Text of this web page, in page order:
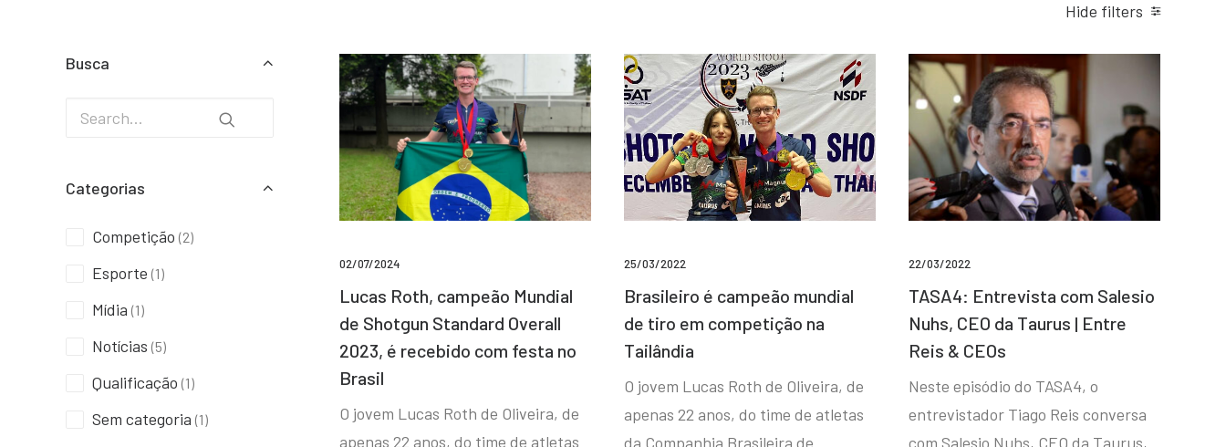
Hide filters
Busca
Categorias
Competição (2)
Esporte (1)
Mídia (1)
Notícias (5)
Qualificação (1)
Sem categoria (1)
02/07/2024
Lucas Roth, campeão Mundial
de Shotgun Standard Overall
2023, é recebido com festa no
Brasil
O jovem Lucas Roth de Oliveira, de
apenas 22 anos, do time de atletas
25/03/2022
Brasileiro é campeão mundial
de tiro em competição na
Tailândia
O jovem Lucas Roth de Oliveira, de
apenas 22 anos, do time de atletas
da Companhia Brasileira de
22/03/2022
TASA4: Entrevista com Salesio
Nuhs, CEO da Taurus | Entre
Reis & CEOs
Neste episódio do TASA4, o
entrevistador Tiago Reis conversa
com Salesio Nuhs, CEO da Taurus,